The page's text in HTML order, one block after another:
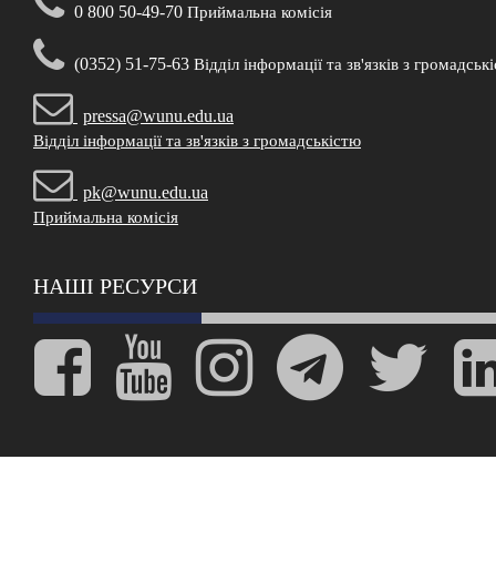
0 800 50-49-70 Приймальна комісія
(0352) 51-75-63 Відділ інформації та зв'язків з
pressa@wunu.edu.ua
Відділ інформації та зв'язків з громадськістю
pk@wunu.edu.ua
Приймальна комісія
НАШІ РЕСУРСИ